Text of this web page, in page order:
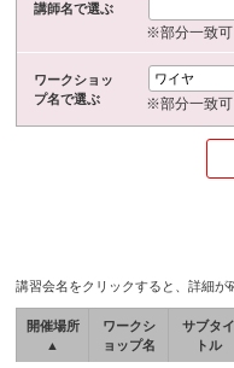
講師名で選ぶ
※部分一致可
ワークショッ
プ名で選ぶ
※部分一致可
講習会名をクリックすると、詳細が
開催場所
▲
ワークシ
ョップ名
サブタイ
トル